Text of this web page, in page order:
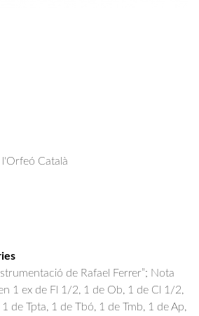
Català
de Rafael Ferrer”; Nota
1 ex de Fl 1/2, 1 de Ob, 1 de Cl 1/2,
de Tpta, 1 de Tbó, 1 de Tmb, 1 de Ap,